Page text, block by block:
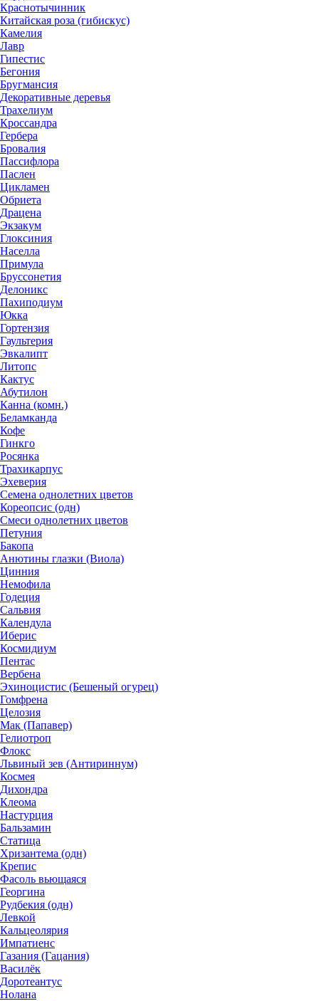
Краснотычинник
Китайская роза (гибискус)
Камелия
Лавр
Гипестис
Бегония
Бругмансия
Декоративные деревья
Трахелиум
Кроссандра
Гербера
Бровалия
Пассифлора
Паслен
Цикламен
Обриета
Драцена
Экзакум
Глоксиния
Населла
Примула
Бруссонетия
Делоникс
Пахиподиум
Юкка
Гортензия
Гаультерия
Эвкалипт
Литопс
Кактус
Абутилон
Канна (комн.)
Беламканда
Кофе
Гинкго
Росянка
Трахикарпус
Эхеверия
Семена однолетних цветов
Кореопсис (одн)
Смеси однолетних цветов
Петуния
Бакопа
Анютины глазки (Виола)
Цинния
Немофила
Годеция
Сальвия
Календула
Иберис
Космидиум
Пентас
Вербена
Эхиноцистис (Бешеный огурец)
Гомфрена
Целозия
Мак (Папавер)
Гелиотроп
Флокс
Львиный зев (Антириннум)
Космея
Дихондра
Клеома
Настурция
Бальзамин
Статица
Хризантема (одн)
Крепис
Фасоль вьющаяся
Георгина
Рудбекия (одн)
Левкой
Кальцеолярия
Импатиенс
Газания (Гацания)
Василёк
Доротеантус
Нолана